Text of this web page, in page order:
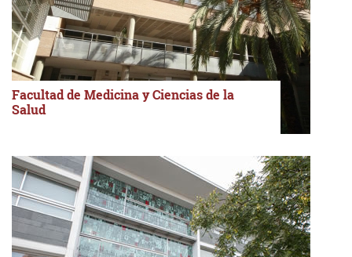
Facultad de Medicina y Ciencias de la
Salud